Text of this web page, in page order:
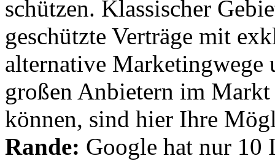
schützen. Klassischer
geschützte Verträge mit
alternative Marketingwege
großen Anbietern im
können, sind hier Ihre
Rande: Google hat nur 10